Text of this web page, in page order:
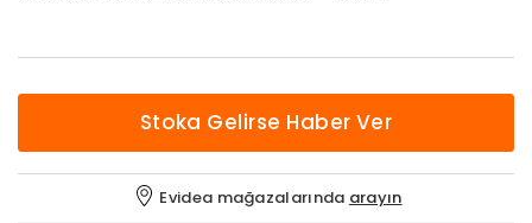
Stoka Gelirse Haber Ver
Evidea mağazalarında arayın